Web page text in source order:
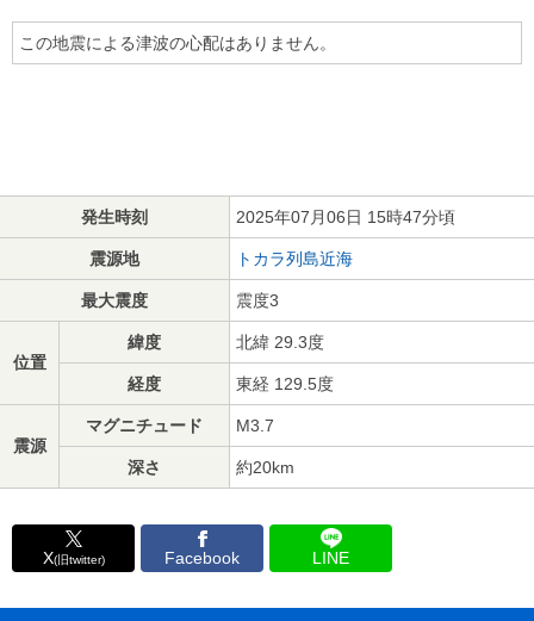
この地震による津波の心配はありません。
発生時刻 2025年07月06日 15時47分頃
震源地 トカラ列島近海
最大震度 震度3
位置
緯度 北緯 29.3度
経度 東経 129.5度
震源
マグニチュード M3.7
深さ 約20km
X(旧twitter) Facebook LINE